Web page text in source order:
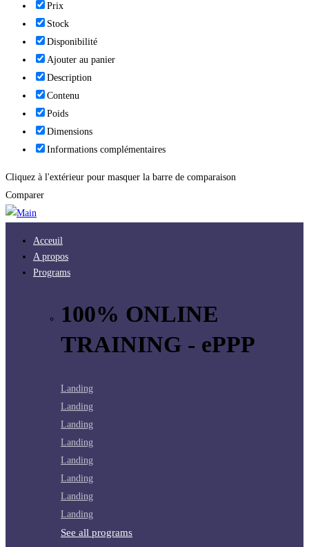
Prix
Stock
Disponibilité
Ajouter au panier
Description
Contenu
Poids
Dimensions
Informations complémentaires
Cliquez à l'extérieur pour masquer la barre de comparaison
Comparer
Acceuil
A propos
Programs
100% ONLINE
TRAINING - ePPP
Landing
Landing
Landing
Landing
Landing
Landing
Landing
Landing
See all programs